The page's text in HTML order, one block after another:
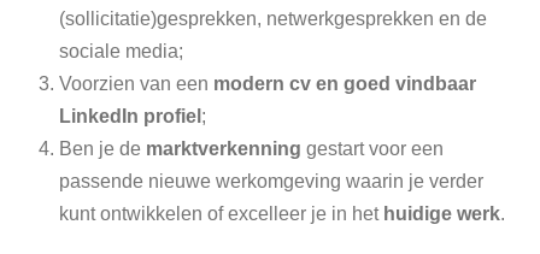
(sollicitatie)gesprekken, netwerkgesprekken en de
sociale media;
Voorzien van een modern cv en goed vindbaar
LinkedIn profiel ;
Ben je de marktverkenning gestart voor een
passende nieuwe werkomgeving waarin je verder
kunt ontwikkelen of excelleer je in het huidige werk.